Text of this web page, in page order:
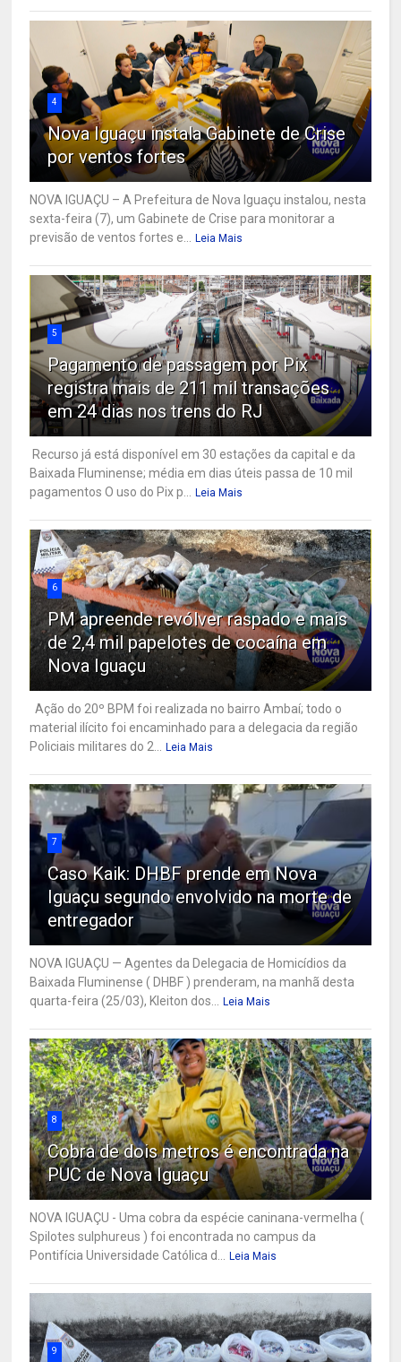
4
Nova Iguaçu instala Gabinete de Crise
por ventos fortes
NOVA IGUAÇU – A Prefeitura de Nova Iguaçu instalou, nesta
sexta-feira (7), um Gabinete de Crise para monitorar a
previsão de ventos fortes e...
Leia Mais
5
Pagamento de passagem por Pix
registra mais de 211 mil transações
em 24 dias nos trens do RJ
Recurso já está disponível em 30 estações da capital e da
Baixada Fluminense; média em dias úteis passa de 10 mil
pagamentos O uso do Pix p...
Leia Mais
6
PM apreende revólver raspado e mais
de 2,4 mil papelotes de cocaína em
Nova Iguaçu
Ação do 20º BPM foi realizada no bairro Ambaí; todo o
material ilícito foi encaminhado para a delegacia da região
Policiais militares do 2...
Leia Mais
7
Caso Kaik: DHBF prende em Nova
Iguaçu segundo envolvido na morte de
entregador
NOVA IGUAÇU — Agentes da Delegacia de Homicídios da
Baixada Fluminense ( DHBF ) prenderam, na manhã desta
quarta-feira (25/03), Kleiton dos...
Leia Mais
8
Cobra de dois metros é encontrada na
PUC de Nova Iguaçu
NOVA IGUAÇU - Uma cobra da espécie caninana-vermelha (
Spilotes sulphureus ) foi encontrada no campus da
Pontifícia Universidade Católica d...
Leia Mais
9